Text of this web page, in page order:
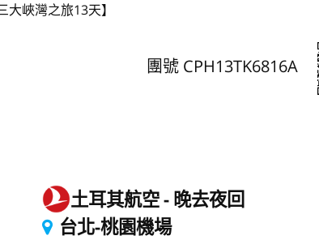
大峽灣之旅13天】
團號 CPH13TK6816A
土耳其航空 晚去夜回
台北-桃園機場